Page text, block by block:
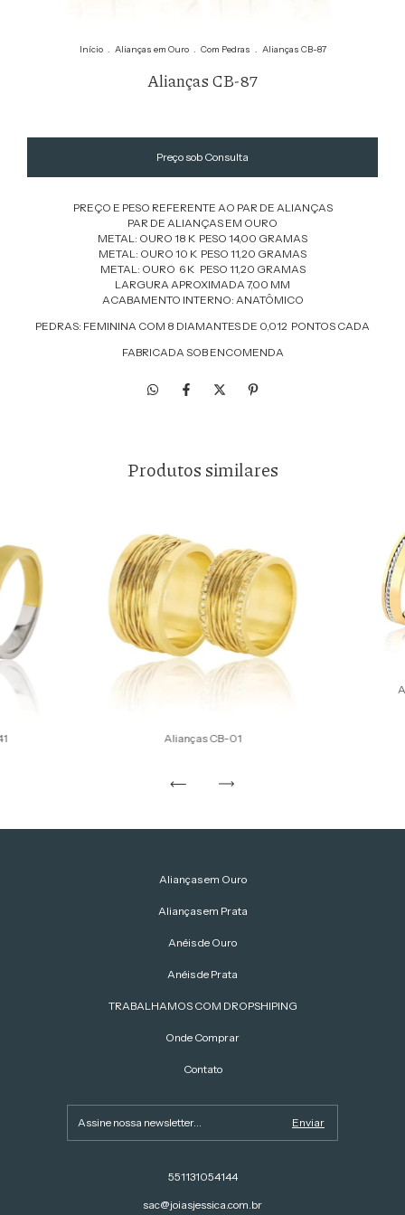
Início . Alianças em Ouro . Com Pedras . Alianças CB-87
Alianças CB-87
PREÇO E PESO REFERENTE AO PAR DE ALIANÇAS
PAR DE ALIANÇAS EM OURO
METAL: OURO 18 K PESO 14,00 GRAMAS
METAL: OURO 10 K PESO 11,20 GRAMAS
METAL: OURO 6 K PESO 11,20 GRAMAS
LARGURA APROXIMADA 7,00 MM
ACABAMENTO INTERNO: ANATÔMICO
PEDRAS: FEMININA COM 8 DIAMANTES DE 0,012 PONTOS CADA
FABRICADA SOB ENCOMENDA
Produtos similares
Alianças CB-01
Alianças em Ouro
Alianças em Prata
Anéis de Ouro
Anéis de Prata
TRABALHAMOS COM DROPSHIPING
Onde Comprar
Contato
551131054144
sac@joiasjessica.com.br